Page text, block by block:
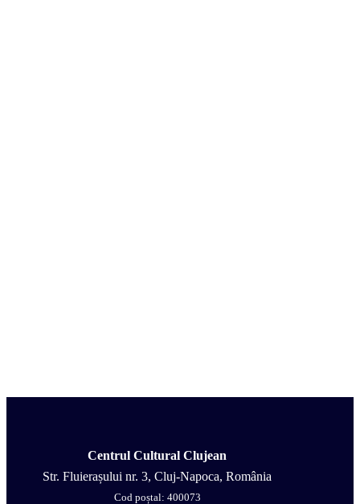
Centrul Cultural Clujean
Str. Fluierașului nr. 3, Cluj-Napoca, România
Cod poștal: 400073